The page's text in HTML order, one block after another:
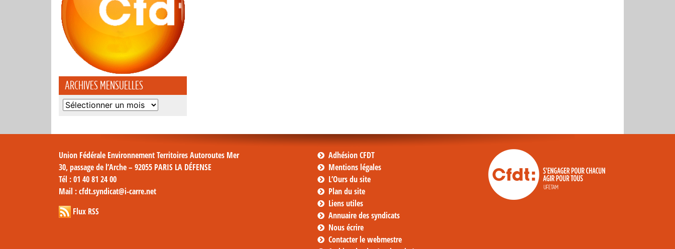
ARCHIVES MENSUELLES
Archives
Union Fédérale Environnement Territoires Autoroutes Mer
30, passage de l’Arche – 92055 PARIS LA DÉFENSE
Tél : 01 40 81 24 00
Mail : cfdt.syndicat@i-carre.net
Flux RSS
Adhésion CFDT
Mentions légales
L’Ours du site
Plan du site
Liens utiles
Annuaire des syndicats
Nous écrire
Contacter le webmestre